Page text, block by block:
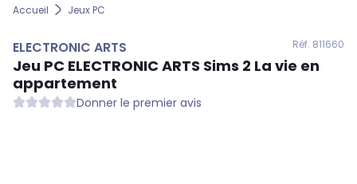
Accueil Jeux PC
ELECTRONIC ARTS Réf. 811660
Jeu PC ELECTRONIC ARTS Sims 2 La vie en
appartement
Donner le premier avis